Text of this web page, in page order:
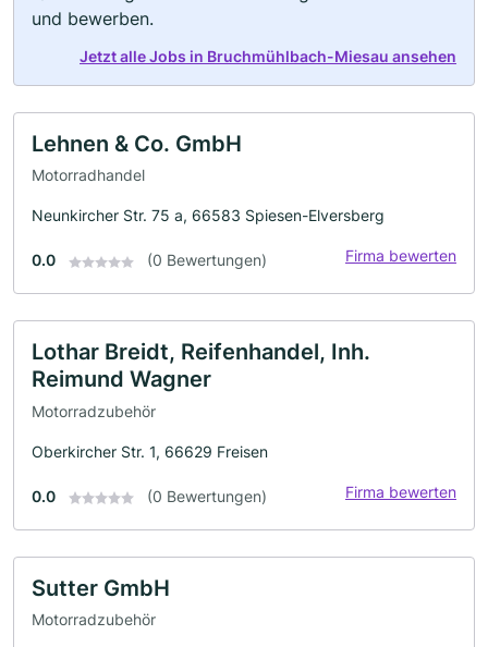
und bewerben.
Jetzt alle Jobs in Bruchmühlbach-Miesau ansehen
Lehnen & Co. GmbH
Motorradhandel
Neunkircher Str. 75 a, 66583 Spiesen-Elversberg
0.0 (0 Bewertungen) Firma bewerten
Lothar Breidt, Reifenhandel, Inh.
Reimund Wagner
Motorradzubehör
Oberkircher Str. 1, 66629 Freisen
0.0 (0 Bewertungen) Firma bewerten
Sutter GmbH
Motorradzubehör